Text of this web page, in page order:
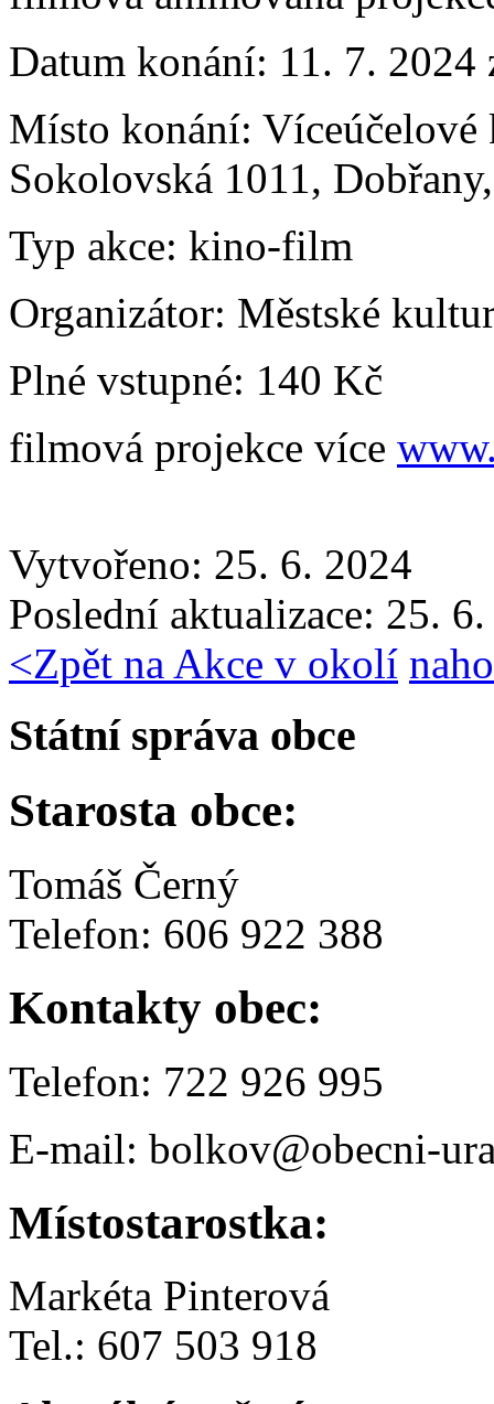
Datum konání: 11. 7. 2024
Místo konání: Víceúčelové
Sokolovská 1011,
Typ akce: kino-film
Organizátor: Městské
Plné vstupné: 140 Kč
filmová projekce více
Vytvořeno: 25. 6. 2024
Poslední aktualizace: 25.
<Zpět na Akce v okolí
Státní správa obce
Starosta obce:
Tomáš Černý
Telefon: 606 922 388
Kontakty obec:
Telefon: 722 926 995
E-mail: bolkov@obecni-
Místostarostka:
Markéta Pinterová
Tel.: 607 503 918